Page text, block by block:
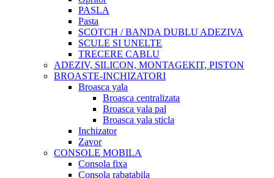
PASLA
Pasta
SCOTCH / BANDA DUBLU ADEZIVA
SCULE SI UNELTE
TRECERE CABLU
ADEZIV, SILICON, MONTAGEKIT, PISTON
BROASTE-INCHIZATORI
Broasca yala
Broasca centralizata
Broasca yala pal
Broasca yala sticla
Inchizator
Zavor
CONSOLE MOBILA
Consola fixa
Consola rabatabila